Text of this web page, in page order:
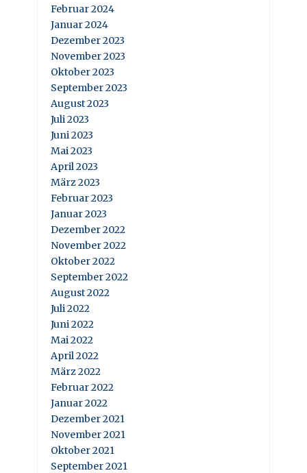
Februar 2024
Januar 2024
Dezember 2023
November 2023
Oktober 2023
September 2023
August 2023
Juli 2023
Juni 2023
Mai 2023
April 2023
März 2023
Februar 2023
Januar 2023
Dezember 2022
November 2022
Oktober 2022
September 2022
August 2022
Juli 2022
Juni 2022
Mai 2022
April 2022
März 2022
Februar 2022
Januar 2022
Dezember 2021
November 2021
Oktober 2021
September 2021